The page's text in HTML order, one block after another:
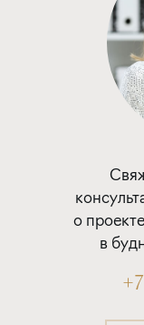
Подать
ставка
от 19,50%
до 30 лет
о
в